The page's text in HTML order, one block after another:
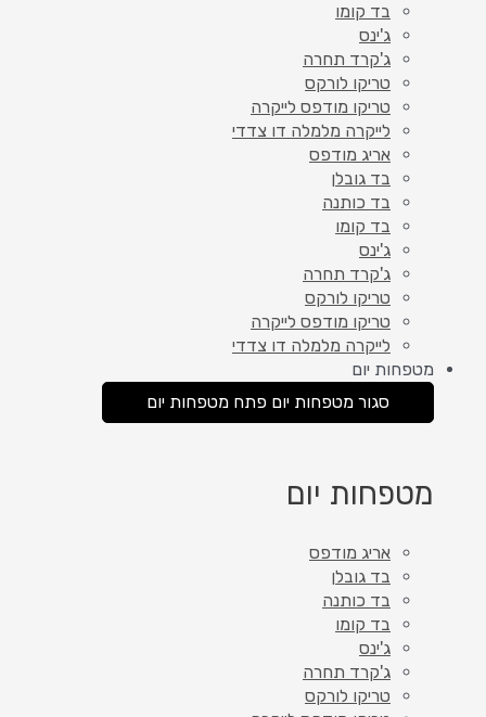
בד קומו
ג'ינס
ג'קרד תחרה
טריקו לורקס
טריקו מודפס לייקרה
לייקרה מלמלה דו צדדי
אריג מודפס
בד גובלן
בד כותנה
בד קומו
ג'ינס
ג'קרד תחרה
טריקו לורקס
טריקו מודפס לייקרה
לייקרה מלמלה דו צדדי
מטפחות יום
סגור מטפחות יום פתח מטפחות יום
מטפחות יום
אריג מודפס
בד גובלן
בד כותנה
בד קומו
ג'ינס
ג'קרד תחרה
טריקו לורקס